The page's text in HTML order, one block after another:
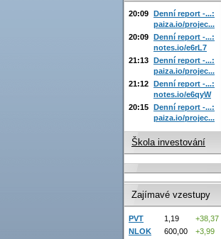
20:09 Denní report -...:
paiza.io/projec...
20:09 Denní report -...:
notes.io/e6rL7
21:13 Denní report -...:
paiza.io/projec...
21:12 Denní report -...:
notes.io/e6qyW
20:15 Denní report -...:
paiza.io/projec...
Škola investování
Zajímavé vzestupy
PVT 1,19
+38,37
NLOK
600,00
+3,99